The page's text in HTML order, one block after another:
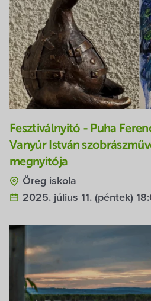
Fesztiválnyitó - Puha
Vanyúr István
megnyitója
Öreg iskola
2025. július 11. (péntek)